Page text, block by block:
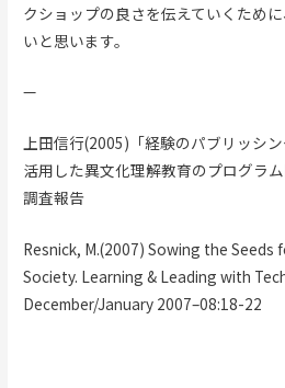
クショップの良さを伝えていくため
いと思います。
—
上田信行(2005)「経験のパブリッシ
活用した異文化理解教育のプログラ
調査報告
Resnick, M.(2007) Sowing the Seeds
Society. Learning & Leading with
December/January 2007–08:18-22